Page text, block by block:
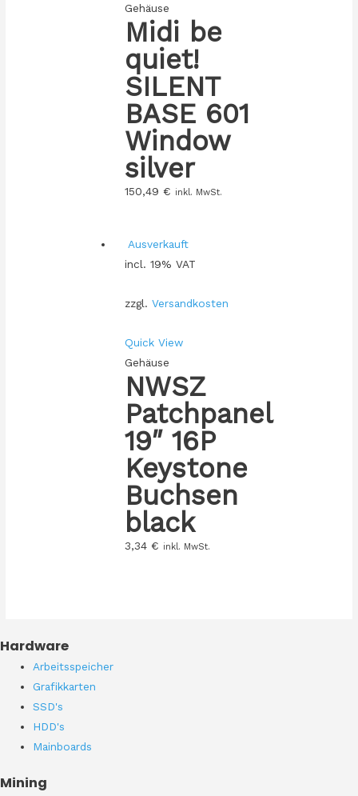
Gehäuse
Midi be
quiet!
SILENT
BASE 601
Window
silver
150,49 € inkl. MwSt.
Ausverkauft
incl. 19% VAT
zzgl. Versandkosten
Quick View
Gehäuse
NWSZ
Patchpanel
19″ 16P
Keystone
Buchsen
black
3,34 € inkl. MwSt.
Hardware
Arbeitsspeicher
Grafikkarten
SSD's
HDD's
Mainboards
Mining